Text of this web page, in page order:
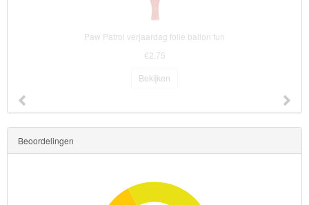
to
School
Strandlaken
Paw Patrol verjaardag folie ballon fun
€2.75
Bekijken
Beoordelingen